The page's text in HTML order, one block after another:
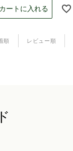
カートに入れる
順 レビュー順